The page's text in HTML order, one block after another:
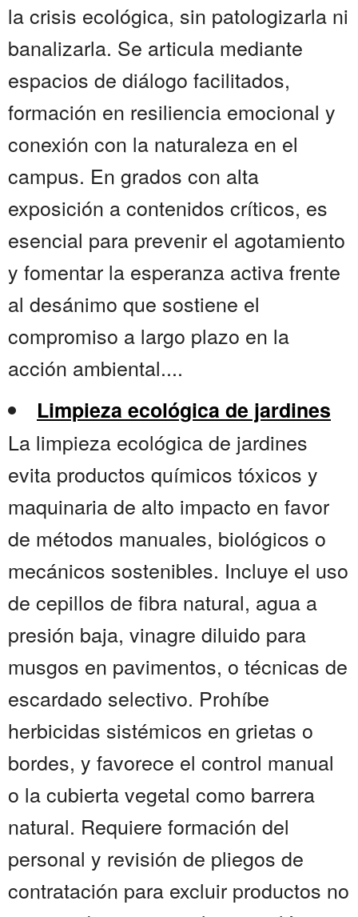
la crisis ecológica, sin patologizarla ni
banalizarla. Se articula mediante
espacios de diálogo facilitados,
formación en resiliencia emocional y
conexión con la naturaleza en el
campus. En grados con alta
exposición a contenidos críticos, es
esencial para prevenir el agotamiento
y fomentar la esperanza activa frente
al desánimo que sostiene el
compromiso a largo plazo en la
acción ambiental....
Limpieza ecológica de jardines
La limpieza ecológica de jardines
evita productos químicos tóxicos y
maquinaria de alto impacto en favor
de métodos manuales, biológicos o
mecánicos sostenibles. Incluye el uso
de cepillos de fibra natural, agua a
presión baja, vinagre diluido para
musgos en pavimentos, o técnicas de
escardado selectivo. Prohíbe
herbicidas sistémicos en grietas o
bordes, y favorece el control manual
o la cubierta vegetal como barrera
natural. Requiere formación del
personal y revisión de pliegos de
contratación para excluir productos no